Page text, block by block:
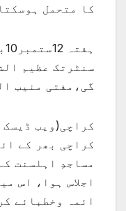
کا متحمل
سنٹرتک عظیم
گی،مفتی منیب
کراچی(ویب
کراچی بھر کے
مساجدِ اہلسنت
اجلاس ہوا، اس
ائمہ وخطبائے